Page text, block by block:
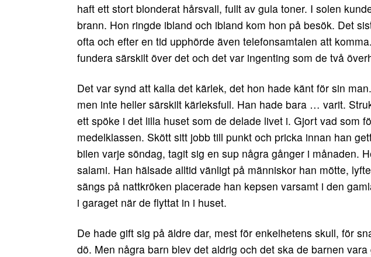
haft ett stort blonderat hårsvall, fullt av gula toner. I solen
brann. Hon ringde ibland och ibland kom hon på besök. Det
ofta och efter en tid upphörde även telefonsamtalen att
fundera särskilt över det och det var ingenting som de två
Det var synd att kalla det kärlek, det hon hade känt för sin
men inte heller särskilt kärleksfull. Han hade bara … varit.
ett spöke i det lilla huset som de delade livet i. Gjort vad som
medelklassen. Skött sitt jobb till punkt och pricka innan han
bilen varje söndag, tagit sig en sup några gånger i månaden.
salami. Han hälsade alltid vänligt på människor han mötte,
sängs på nattkröken placerade han kepsen varsamt i den
i garaget när de flyttat in i huset.
De hade gift sig på äldre dar, mest för enkelhetens skull, för
dö. Men några barn blev det aldrig och det ska de barnen